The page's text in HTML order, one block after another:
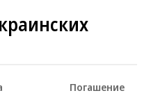
Погашение